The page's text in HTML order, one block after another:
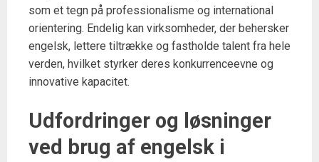
som et tegn på professionalisme og international
orientering. Endelig kan virksomheder, der behersker
engelsk, lettere tiltrække og fastholde talent fra hele
verden, hvilket styrker deres konkurrenceevne og
innovative kapacitet.
Udfordringer og løsninger
ved brug af engelsk i